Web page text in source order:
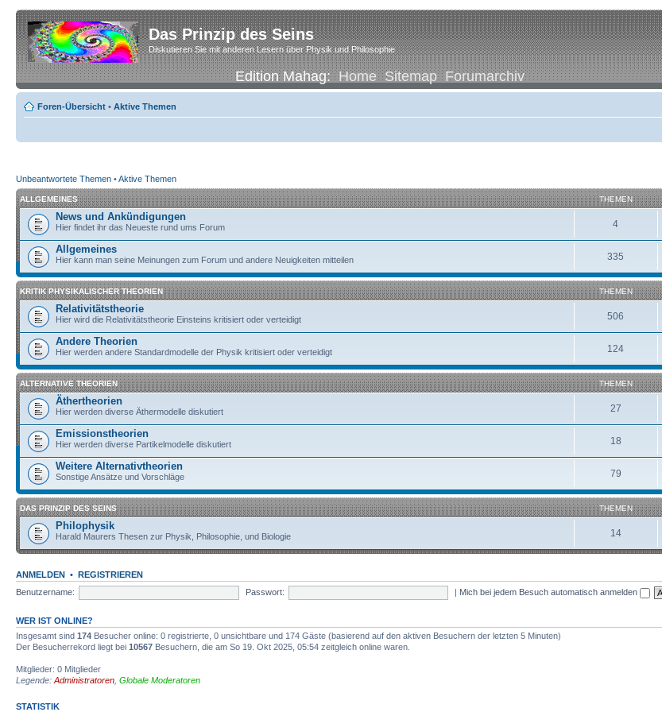
Das Prinzip des Seins
Diskutieren Sie mit anderen Lesern über Physik und Philosophie
Edition Mahag:Home Sitemap Forumarchiv
Foren-Übersicht • Aktive Themen
Unbeantwortete Themen •Aktive Themen
ALLGEMEINES THEMEN
News und Ankündigungen
Hier findet ihr das Neueste rund ums Forum 4
Allgemeines
Hier kann man seine Meinungen zum Forum und andere Neuigkeiten mitteilen 335
KRITIK PHYSIKALISCHER THEORIEN THEMEN
Relativitätstheorie
Hier wird die Relativitätstheorie Einsteins kritisiert oder verteidigt 506
Andere Theorien
Hier werden andere Standardmodelle der Physik kritisiert oder verteidigt 124
ALTERNATIVE THEORIEN THEMEN
Äthertheorien
Hier werden diverse Äthermodelle diskutiert 27
Emissionstheorien
Hier werden diverse Partikelmodelle diskutiert 18
Weitere Alternativtheorien
Sonstige Ansätze und Vorschläge 79
DAS PRINZIP DES SEINS THEMEN
Philophysik
Harald Maurers Thesen zur Physik, Philosophie, und Biologie 14
ANMELDEN • REGISTRIEREN
Benutzername:
Passwort: | Mich bei jedem Besuch automatisch anmelden
WER IST ONLINE?
Insgesamt sind 174 Besucher online: 0 registrierte, 0 unsichtbare und 174 Gäste (basierend auf den aktiven Besuchern der letzten 5 Minuten)
Der Besucherrekord liegt bei 10567 Besuchern, die am So 19. Okt 2025, 05:54 zeitgleich online waren.
Mitglieder: 0 Mitglieder
Legende: Administratoren Globale Moderatoren
STATISTIK